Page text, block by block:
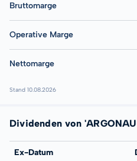
Bruttomarge
Operative Marge
Nettomarge
Stand 10.08.2026
Dividenden von
Ex-Datum